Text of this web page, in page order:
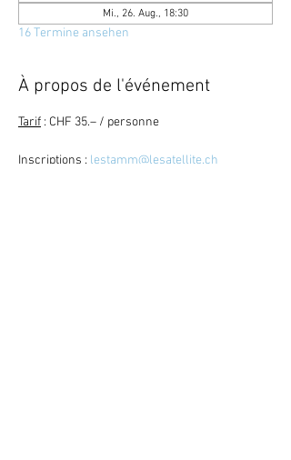
Mi., 26. Aug., 18:30
16 Termine ansehen
À propos de l'événement
Tarif : CHF 35.– / personne
Inscriptions : lestamm@lesatellite.ch